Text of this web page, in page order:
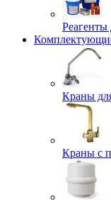
Реагенты
Краны
Краны с